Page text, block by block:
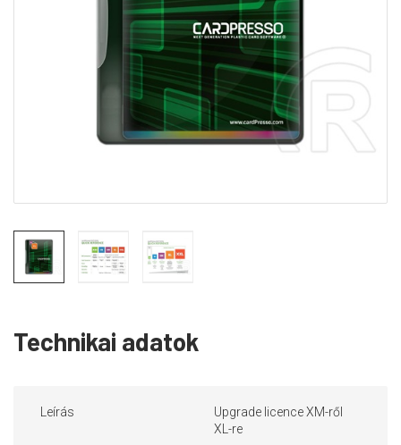
Technikai adatok
Leírás
Upgrade licence XM-ről
XL-re